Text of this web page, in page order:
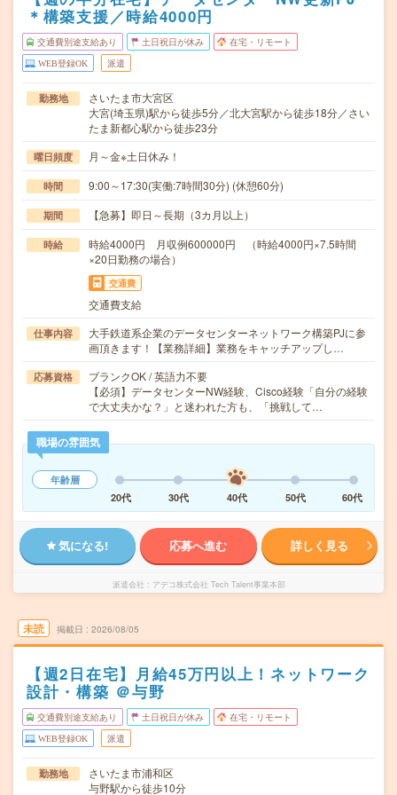
＊構築支援／時給4000円
交通費別途支給あり 土日祝日が休み 在宅・リモート
WEB登録OK 派遣
勤務地
さいたま市大宮区
大宮(埼玉県)駅から徒歩5分／北大宮駅から徒歩18分／さい
たま新都心駅から徒歩23分
曜日頻度 月～金※土日休み！
時間 9:00～17:30(実働:7時間30分) (休憩60分)
期間 【急募】即日～長期（3カ月以上）
時給
時給4000円 月収例600000円 （時給4000円×7.5時間
×20日勤務の場合）
交通費
交通費支給
仕事内容
大手鉄道系企業のデータセンターネットワーク構築PJに参
画頂きます！【業務詳細】業務をキャッチアップし…
応募資格
ブランクOK / 英語力不要
【必須】データセンターNW経験、Cisco経験「自分の経験
で大丈夫かな？」と迷われた方も、「挑戦して…
職場の雰囲気
年齢層
20代
30代 40代 50代 60代
気になる! 応募へ進む 詳しく見る
派遣会社 アデコ株式会社 Tech Talent事業本部
未読 掲載日 2026/08/05
【週2日在宅】月給45万円以上！ネットワーク
設計・構築 ＠与野
交通費別途支給あり 土日祝日が休み 在宅・リモート
WEB登録OK 派遣
勤務地
さいたま市浦和区
与野駅から徒歩10分